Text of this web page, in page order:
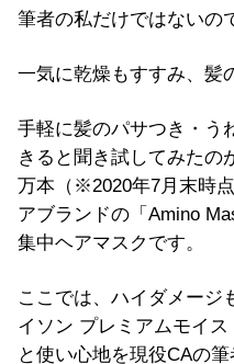
筆者の私だけではないの
一気に乾燥もすすみ、髪
手軽に髪のパサつき・う
きると聞き試してみたの
万本（※2020年7月末時
アブランドの「Amino
集中ヘアマスクです。
ここでは、ハイダメージ
イソン プレミアムモイ
と使い心地を現役CAの